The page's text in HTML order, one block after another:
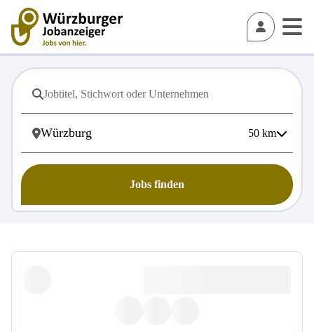
50 km
Jobs finden